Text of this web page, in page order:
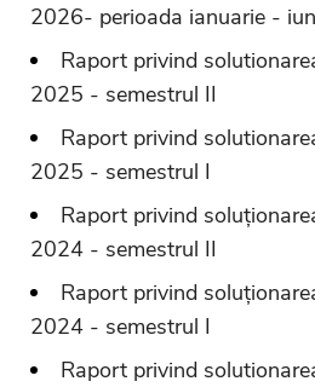
2026- perioada ianuarie -
Raport privind
2025 - semestrul II
Raport privind
2025 - semestrul I
Raport privind
2024 - semestrul II
Raport privind
2024 - semestrul I
Raport privind